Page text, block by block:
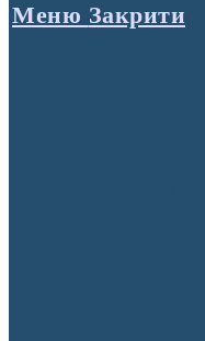
Меню Закрити